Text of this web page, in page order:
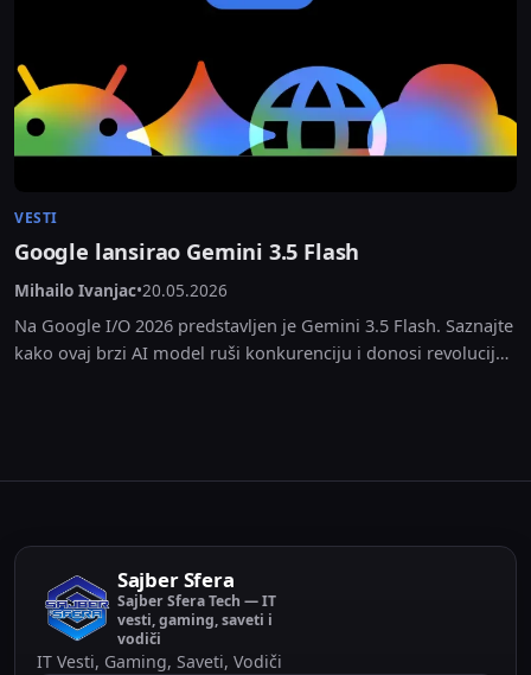
VESTI
Google lansirao Gemini 3.5 Flash
Mihailo Ivanjac•20.05.2026
Na Google I/O 2026 predstavljen je Gemini 3.5 Flash. Saznajte
kako ovaj brzi AI model ruši konkurenciju i donosi revoluciju
Sajber Sfera
Sajber Sfera Tech — IT
vesti, gaming, saveti i
vodiči
IT Vesti, Gaming, Saveti, Vodiči